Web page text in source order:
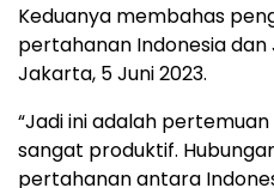
Keduanya membahas
pertahanan Indonesia dan
Jakarta, 5 Juni 2023.
“Jadi ini adalah
sangat produktif.
pertahanan antara